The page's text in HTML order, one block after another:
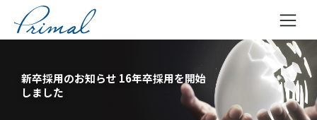
新卒採用のお知らせ 16年卒採用を開始
しました